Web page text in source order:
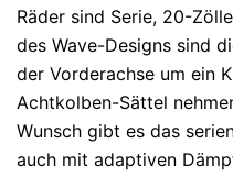
Räder sind Serie, 20-
des Wave-Designs sind
der Vorderachse um ein
Achtkolben-Sättel
Wunsch gibt es das
auch mit adaptiven